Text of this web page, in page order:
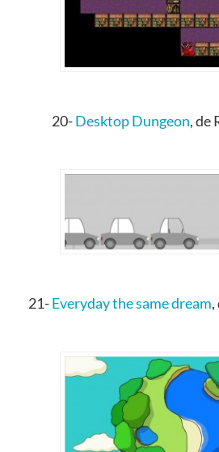
20-Desktop Dungeon, de
21-Everyday the same dream